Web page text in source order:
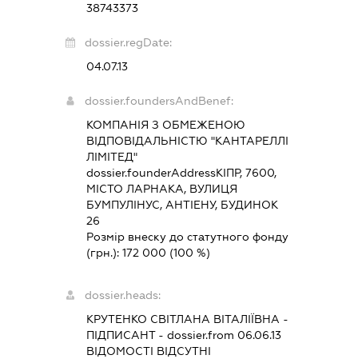
38743373
dossier.regDate:
04.07.13
dossier.foundersAndBenef:
КОМПАНІЯ З ОБМЕЖЕНОЮ
ВІДПОВІДАЛЬНІСТЮ "КАНТАРЕЛЛІ
ЛІМІТЕД"
dossier.founderAddressКІПР, 7600,
МІСТО ЛАРНАКА, ВУЛИЦЯ
БУМПУЛІНУС, АНТІЕНУ, БУДИНОК
26
Розмір внеску до статутного фонду
(грн.): 172 000 (100 %)
dossier.heads:
КРУТЕНКО СВІТЛАНА ВІТАЛІЇВНА -
ПІДПИСАНТ- dossier.from 06.06.13
ВІДОМОСТІ ВІДСУТНІ